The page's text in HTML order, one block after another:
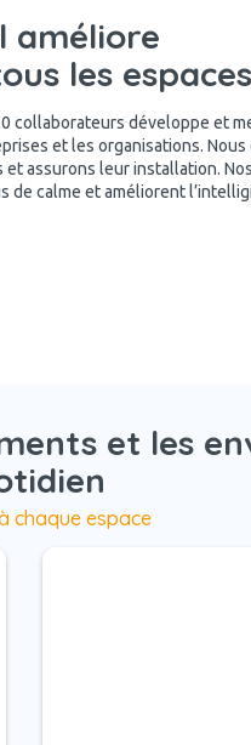
améliore
les espaces
collaborateurs développe et
et les organisations.
assurons leur installation.
calme et améliorent
et les
chaque espace